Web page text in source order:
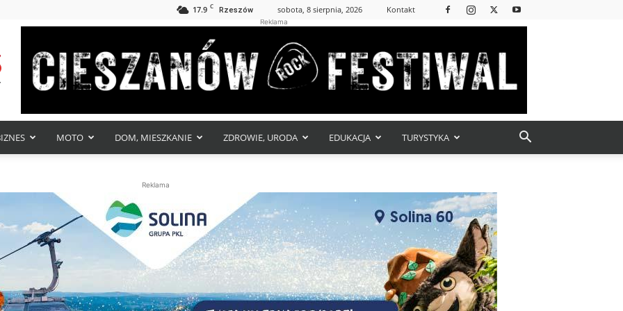
17.9 C Rzeszów sobota, 8 sierpnia, 2026 Kontakt
Reklama
MOTO DOM, MIESZKANIE ZDROWIE, URODA EDUKACJA TURYSTYKA
Reklama